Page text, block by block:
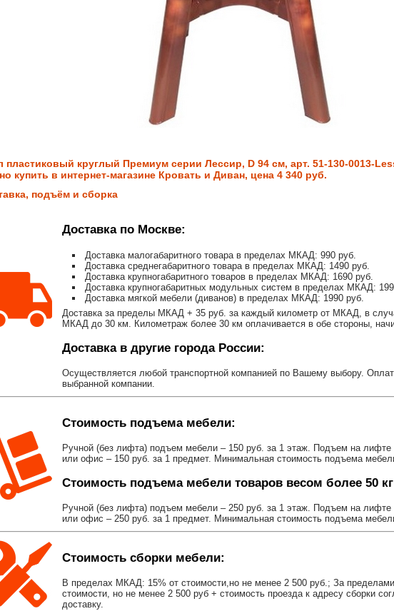
пластиковый круглый Премиум серии Лессир, D 94 см, арт. 51-130-0013-
купить в интернет-магазине Кровать и Диван, цена 4 340 руб.
подъём и сборка
Доставка по Москве:
Доставка малогабаритного товара в пределах МКАД: 990 руб.
Доставка среднегабаритного товара в пределах МКАД: 1490 руб.
Доставка крупногабаритного товаров в пределах МКАД: 1690 руб.
Доставка крупногабаритных модульных систем в пределах МКАД:
Доставка мягкой мебели (диванов) в пределах МКАД: 1990 руб.
Доставка за пределы МКАД + 35 руб. за каждый километр от МКАД, в
МКАД до 30 км. Километраж более 30 км оплачивается в обе стороны,
Доставка в другие города России:
Осуществляется любой транспортной компанией по Вашему выбору.
выбранной компании.
Стоимость подъема мебели:
Ручной (без лифта) подъем мебели – 150 руб. за 1 этаж. Подъем на лифте
или офис – 150 руб. за 1 предмет. Минимальная стоимость подъема
Стоимость подъема мебели товаров весом более 50
Ручной (без лифта) подъем мебели – 250 руб. за 1 этаж. Подъем на лифте
или офис – 250 руб. за 1 предмет. Минимальная стоимость подъема
Стоимость сборки мебели:
В пределах МКАД: 15% от стоимости,но не менее 2 500 руб.; За
стоимости, но не менее 2 500 руб + стоимость проезда к адресу сборки
доставку.